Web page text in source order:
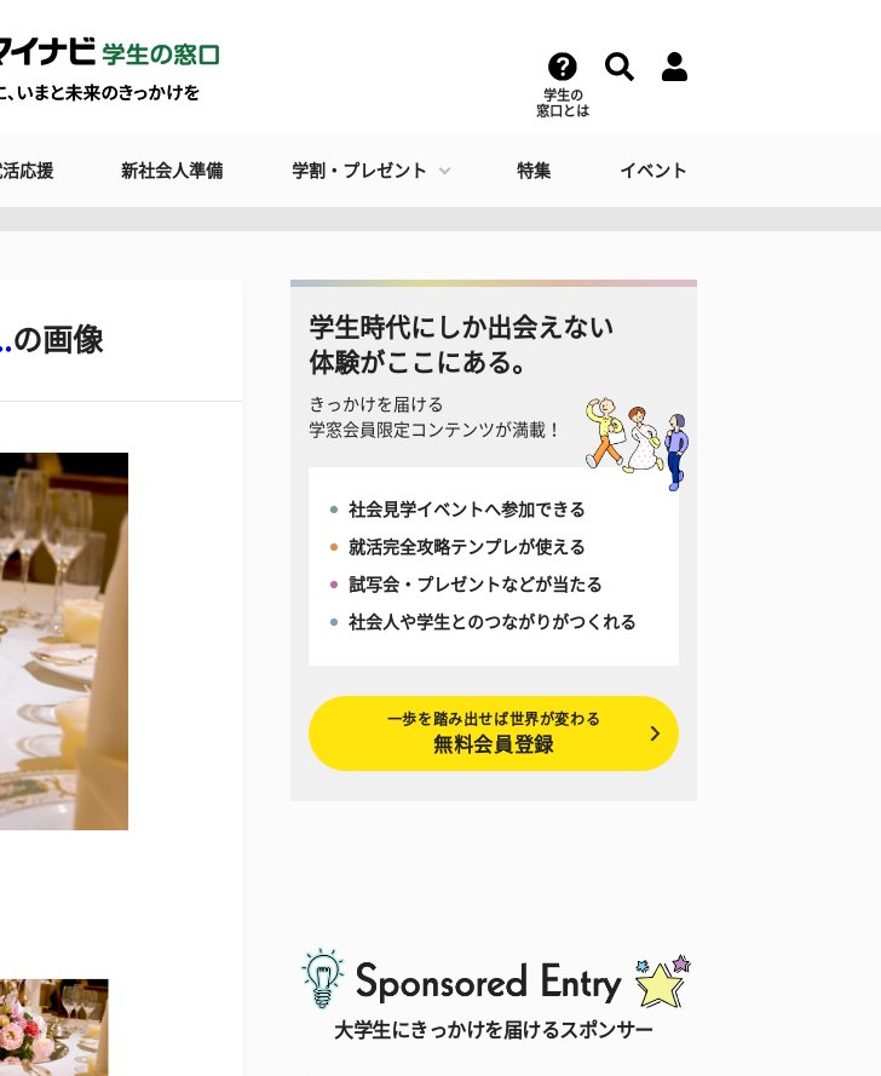
学生の
窓口とは
応援 新社会人準備 学割・プレゼント 特集 イベント
の画像
学生時代にしか出会えない
体験がここにある。
きっかけを届ける
学窓会員限定コンテンツが満載！
社会見学イベントへ参加できる
就活完全攻略テンプレが使える
試写会・プレゼントなどが当たる
社会人や学生とのつながりがつくれる
一歩を踏み出せば世界が変わる
無料会員登録
大学生にきっかけを届けるスポンサー